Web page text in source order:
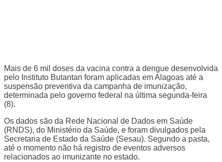
Mais de 6 mil doses da vacina contra a dengue desenvolvida
pelo Instituto Butantan foram aplicadas em Alagoas até a
suspensão preventiva da campanha de imunização,
determinada pelo governo federal na última segunda-feira
(8).
Os dados são da Rede Nacional de Dados em Saúde
(RNDS), do Ministério da Saúde, e foram divulgados pela
Secretaria de Estado da Saúde (Sesau). Segundo a pasta,
até o momento não há registro de eventos adversos
relacionados ao imunizante no estado.